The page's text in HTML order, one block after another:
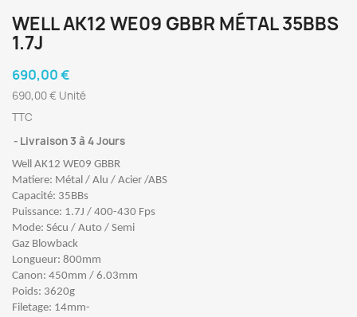
WELL AK12 WE09 GBBR MÉTAL 35BBS
1.7J
690,00 €
690,00 € Unité
TTC
Livraison 3 à 4 Jours
Well AK12 WE09 GBBR
Matiere: Métal / Alu / Acier /ABS
Capacité: 35BBs
Puissance: 1.7J / 400-430 Fps
Mode: Sécu / Auto / Semi
Gaz Blowback
Longueur: 800mm
Canon: 450mm / 6.03mm
Poids: 3620g
Filetage: 14mm-